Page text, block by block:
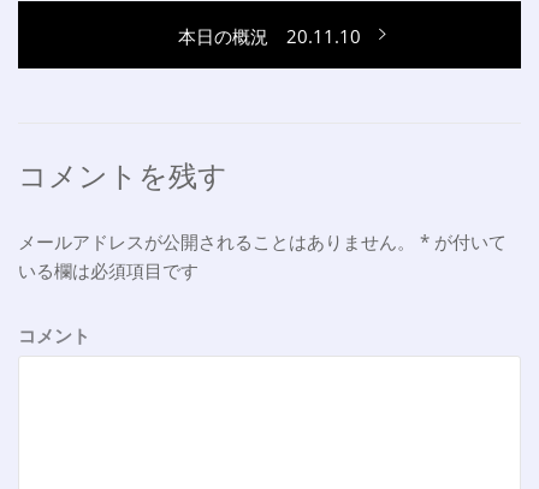
ナ
シ
ン
の
投
稿:
次
の
本日の概況 20.11.10
コメントを残す
メールアドレスが公開されることはありません。 * が付いて
いる欄は必須項目です
コメント